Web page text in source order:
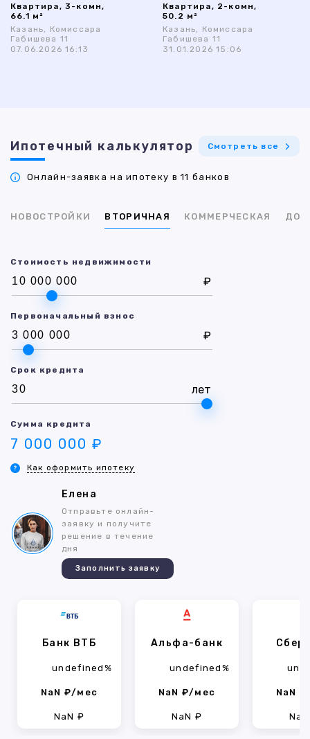
Квартира, 3-комн,
66.1 м²
Казань, Комиссара
Габишева 11
07.06.2026 16:13
Квартира, 2-комн,
50.2 м²
Казань, Комиссара
Габишева 11
31.01.2026 15:06
Ипотечный калькулятор Смотреть все
Онлайн-заявка на ипотеку в 11 банков
НОВОСТРОЙКИ ВТОРИЧНАЯ КОММЕРЧЕСКАЯ ДОМ
Стоимость недвижимости
₽
Первоначальный взнос
₽
Срок кредита
лет
Сумма кредита
7 000 000 ₽
Как оформить ипотеку
Елена
Отправьте онлайн-
заявку и получите
решение в течение
дня
Заполнить заявку
Банк ВТБ
undefined%
NaN ₽/мес
NaN ₽
Альфа-банк
undefined%
NaN ₽/мес
NaN ₽
NaN